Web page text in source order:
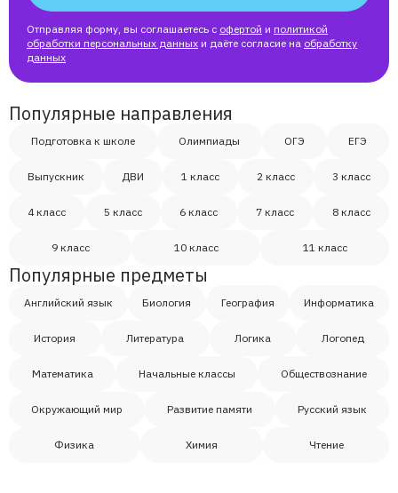
Отправляя форму, вы соглашаетесь с офертой и политикой
обработки персональных данных и даёте согласие на обработку
данных
Популярные направления
Подготовка к школе Олимпиады ОГЭ ЕГЭ
Выпускник ДВИ 1 класс 2 класс 3 класс
4 класс 5 класс 6 класс 7 класс 8 класс
9 класс 10 класс 11 класс
Популярные предметы
Английский язык Биология География Информатика
История Литература Логика Логопед
Математика Начальные классы Обществознание
Окружающий мир Развитие памяти Русский язык
Физика Химия Чтение